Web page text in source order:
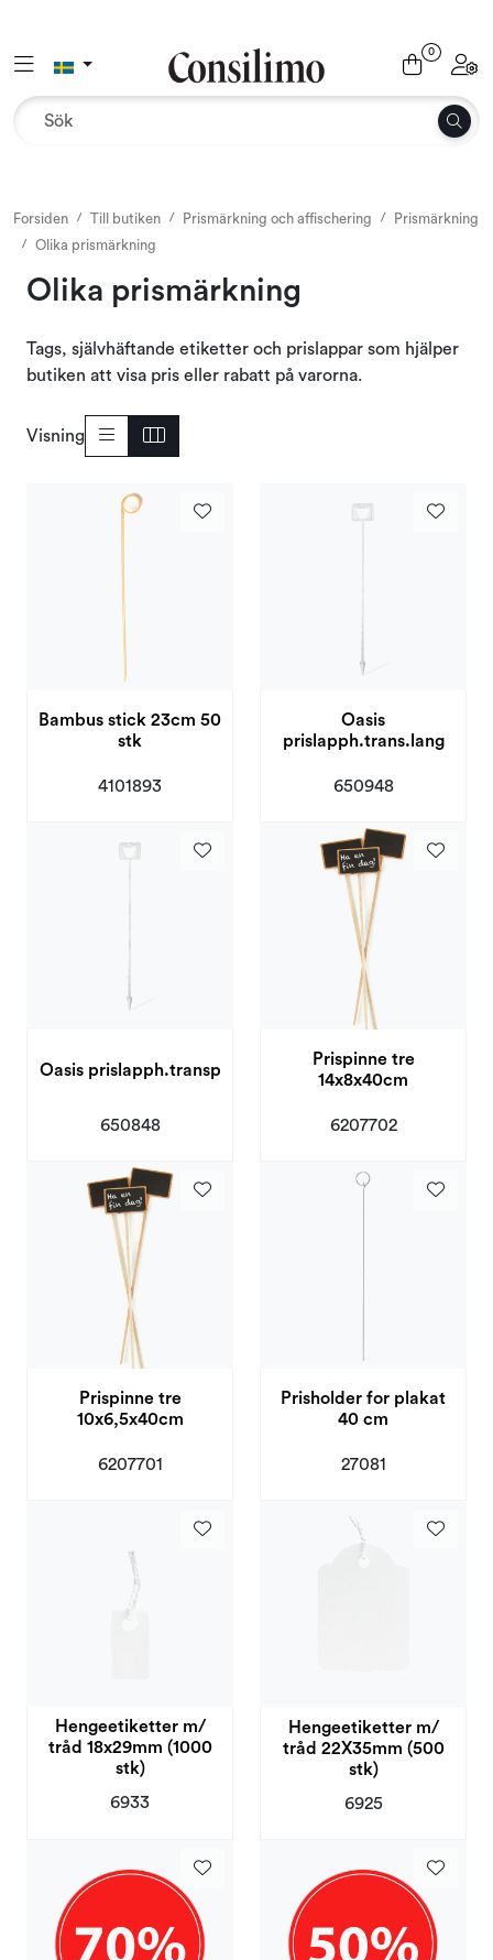
Toggle navigation
0
Forsiden Till butiken Prismärkning och affischering
Prismärkning
Olika prismärkning
Olika prismärkning
Tags, självhäftande etiketter och prislappar som hjälper
butiken att visa pris eller rabatt på varorna.
Visning
Bambus stick 23cm 50
stk
4101893
Oasis
prislapph.trans.lang
650948
Oasis prislapph.transp
650848
Prispinne tre
14x8x40cm
6207702
Prispinne tre
10x6,5x40cm
6207701
Prisholder for plakat
40 cm
27081
Hengeetiketter m/
tråd 18x29mm (1000
stk)
6933
Hengeetiketter m/
tråd 22X35mm (500
stk)
6925
Utemiljö
Säsonger och högtider
Kampanjer och outlet